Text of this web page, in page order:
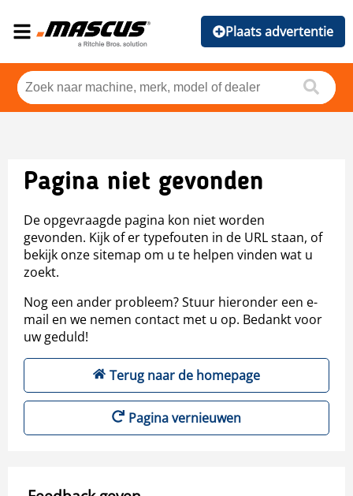
Plaats advertentie
Pagina niet gevonden
De opgevraagde pagina kon niet worden
gevonden. Kijk of er typefouten in de URL staan, of
bekijk onze sitemap om u te helpen vinden wat u
zoekt.
Nog een ander probleem? Stuur hieronder een e-
mail en we nemen contact met u op. Bedankt voor
uw geduld!
Terug naar de homepage
Pagina vernieuwen